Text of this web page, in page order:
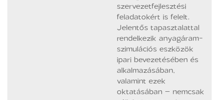
szervezetfejlesztési
feladatokért is felelt.
Jelentős tapasztalattal
rendelkezik anyagáram-
szimulációs eszközök
ipari bevezetésében és
alkalmazásában,
valamint ezek
oktatásában – nemcsak